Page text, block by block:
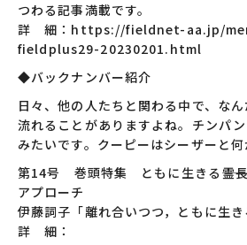
つわる記事満載です。
詳 細：https://fieldnet-aa.jp/
fieldplus29-20230201.html
◆バックナンバー紹介
日々、他の人たちと関わる中で、な
流れることがありますよね。チンパ
みたいです。クーピーはシーザーと
第14号 巻頭特集 ともに生きる――霊
アプローチ
伊藤詞子「離れ合いつつ，ともに生き
詳 細：